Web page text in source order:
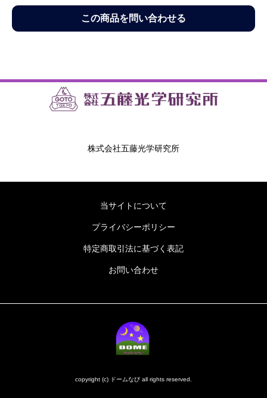
この商品を問い合わせる
株式会社五藤光学研究所
当サイトについて
プライバシーポリシー
特定商取引法に基づく表記
お問い合わせ
copyright (c) ドームなび all rights reserved.